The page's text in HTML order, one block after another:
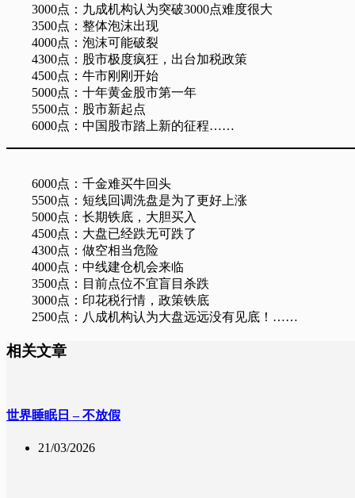
3000点：九成机构认为突破3000点难度很大
3500点：整体泡沫出现
4000点：泡沫可能破裂
4300点：股市极度疯狂，出台加税政策
4500点：牛市刚刚开始
5000点：十年黄金股市第一年
5500点：股市新起点
6000点：中国股市踏上新的征程……
6000点：千金难买牛回头
5500点：短线回调洗盘是为了更好上涨
5000点：长期铁底，大胆买入
4500点：大盘已经跌无可跌了
4300点：做空相当危险
4000点：中线建仓机会来临
3500点：目前点位不宜盲目杀跌
3000点：印花税行情，政策铁底
2500点：八成机构认为大盘远远没有见底！……
相关文章
世界睡眠日 – 不放假
21/03/2026